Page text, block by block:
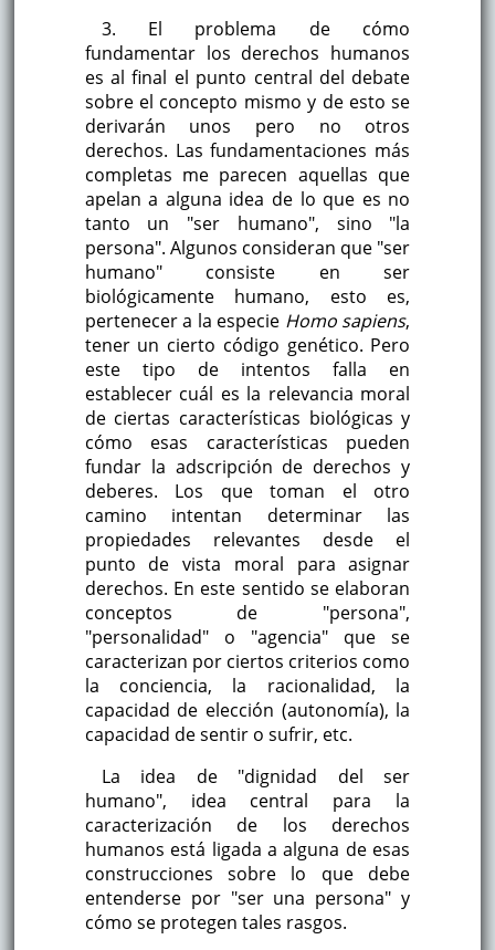
3. El problema de cómo
fundamentar los derechos humanos
es al final el punto central del debate
sobre el concepto mismo y de esto se
derivarán unos pero no otros
derechos. Las fundamentaciones más
completas me parecen aquellas que
apelan a alguna idea de lo que es no
tanto un "ser humano", sino "la
persona". Algunos consideran que "ser
humano" consiste en ser
biológicamente humano, esto es,
pertenecer a la especie Homo sapiens,
tener un cierto código genético. Pero
este tipo de intentos falla en
establecer cuál es la relevancia moral
de ciertas características biológicas y
cómo esas características pueden
fundar la adscripción de derechos y
deberes. Los que toman el otro
camino intentan determinar las
propiedades relevantes desde el
punto de vista moral para asignar
derechos. En este sentido se elaboran
conceptos de "persona",
"personalidad" o "agencia" que se
caracterizan por ciertos criterios como
la conciencia, la racionalidad, la
capacidad de elección (autonomía), la
capacidad de sentir o sufrir, etc.
La idea de "dignidad del ser
humano", idea central para la
caracterización de los derechos
humanos está ligada a alguna de esas
construcciones sobre lo que debe
entenderse por "ser una persona" y
cómo se protegen tales rasgos.